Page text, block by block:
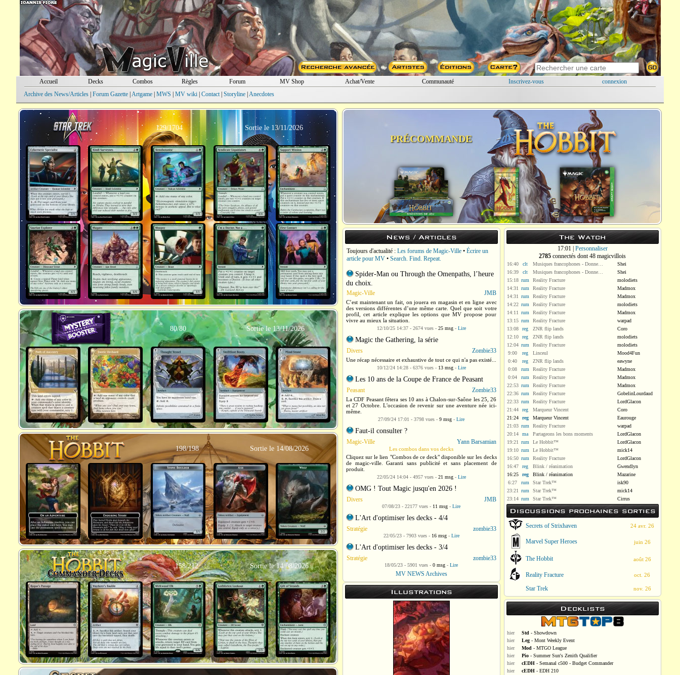
Accueil Decks Combos Règles Forum MV Shop Achat/Vente Communauté Inscrivez-vous
connexion
Archive des News/Articles| Forum Gazette| Artgame| MWS MV wiki| Contact| Storyline| Anecdotes
129/1704 Sortie le 13/11/2026
80/80 Sortie le 13/11/2026
198/198 Sortie le 14/08/2026
158/212 Sortie le 14/08/2026
PRÉCOMMANDE
News / Articles
Toujours d'actualité : Les forums de Magic-Ville • Écrire un
article pour MV • Search. Find. Repeat.
Spider-Man ou Through the Omenpaths, l’heure
du choix.
Magic-Ville JMB
C’est maintenant un fait, on jouera en magasin et en ligne avec
des versions différentes d’une même carte. Quel que soit votre
profil, cet article explique les options que MV propose pour
vivre au mieux la situation.
12/10/25 14:37 - 2674 vues - 25 msg- Lire
Magic the Gathering, la série
Divers Zombie33
Une récap nécessaire et exhaustive de tout ce qui n'a pas existé...
10/12/24 14:28 - 6376 vues - 13 msg- Lire
Les 10 ans de la Coupe de France de Peasant
Peasant Zombie33
La CDF Peasant fêtera ses 10 ans à Chalon-sur-Saône les 25, 26
et 27 Octobre. L'occasion de revenir sur une aventure née ici-
même.
27/09/24 17:01 - 3798 vues -9 msg -Lire
Faut-il consulter ?
Magic-Ville Yann Barsamian
Les combos dans vos decks
Cliquez sur le lien "Combos de ce deck" disponible sur les decks
de magic-ville. Garanti sans publicité et sans placement de
produit.
22/05/24 14:04 - 4957 vues - 21 msg- Lire
OMG ! Tout Magic jusqu'en 2026 !
Divers JMB
07/08/23 - 22177 vues - 11 msg -Lire
L'Art d'optimiser les decks - 4/4
Stratégie zombie33
22/05/23 - 7903 vues - 16 msg- Lire
L'Art d'optimiser les decks - 3/4
Stratégie zombie33
18/05/23 - 5901 vues -0 msg -Lire
MV NEWS Archives
Illustrations
The Watch
17:01 | Personnaliser
2785 connectés dont 48 magicvillois
16:40 clt Musiques francophones - Donnez moi tort !
Shei
16:39
clt Musiques francophones - Donnez moi tort !
Shei
15:18 rum Reality Fracture
molodiets
14:31
rum Reality Fracture
Madmox
14:31
rum Reality Fracture
Madmox
14:22 rum Reality Fracture
molodiets
14:11
rum Reality Fracture
Madmox
13:15 rum Reality Fracture
warpad
13:08
reg ZNR flip lands
Coro
12:10
reg ZNR flip lands
molodiets
12:04 rum Reality Fracture
molodiets
9:00
reg Linceul
Mood4Fun
0:40
reg ZNR flip lands
eawyne
0:08
rum Reality Fracture
Madmox
0:04
rum Reality Fracture
Madmox
22:53 rum Reality Fracture
Madmox
22:36 rum Reality Fracture
GobelinLourdaud
22:33 rum Reality Fracture
LordGlacon
21:44
reg Marqueur Vincent
Coro
21:24
reg Marqueur Vincent
Eaurouge
21:03 rum Reality Fracture
warpad
20:14
ma Partageons les bons moments
LordGlacon
19:21
rum Le Hobbit™
LordGlacon
19:10 rum Le Hobbit™
mick14
16:50 rum Reality Fracture
LordGlacon
16:47
reg Blink / réanimation
Gwendlyn
16:25
reg Blink / réanimation
Mazarine
6:27
rum Star Trek™
isk90
23:21
rum Star Trek™
mick14
23:14 rum Star Trek™ Cirrus
Discussions prochaines sorties
Secrets of Strixhaven 24 avr. 26
Marvel Super Heroes juin 26
The Hobbit août 26
Reality Fracture oct. 26
Star Trek nov. 26
Decklists
hier Std - Showdown
hier
Leg- Mont Weekly Event
hier
Mod - MTGO League
hier
Pio- Summer Sun's Zenith Qualifier
hier
cEDH- Semanal c500 - Budget Commander
hier
cEDH- EDH 210